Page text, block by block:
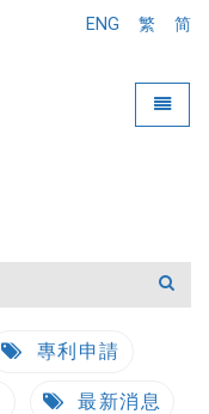
ENG 繁 简
專利申請
最新消息